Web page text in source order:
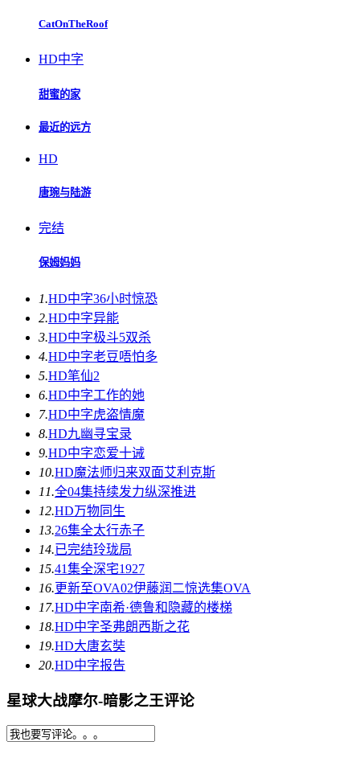
CatOnTheRoof
HD中字
甜蜜的家
最近的远方
HD
唐琬与陆游
完结
保姆妈妈
1.HD中字36小时惊恐
2.HD中字异能
3.HD中字极斗5双杀
4.HD中字老豆唔怕多
5.HD笔仙2
6.HD中字工作的她
7.HD中字虎盗情魔
8.HD九幽寻宝录
9.HD中字恋爱十诫
10.HD魔法师归来双面艾利克斯
11.全04集持续发力纵深推进
12.HD万物同生
13.26集全太行赤子
14.已完结玲珑局
15.41集全深宅1927
16.更新至OVA02伊藤润二惊选集OVA
17.HD中字南希·德鲁和隐藏的楼梯
18.HD中字圣弗朗西斯之花
19.HD大唐玄奘
20.HD中字报告
星球大战摩尔-暗影之王评论